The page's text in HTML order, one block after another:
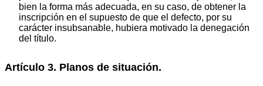
bien la forma más adecuada, en su caso, de obtener la
inscripción en el supuesto de que el defecto, por su
carácter insubsanable, hubiera motivado la denegación
del título.
Artículo 3. Planos de situación.